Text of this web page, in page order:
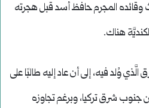
المجرم حافظ أسد قبل هجرته
هناك.
وُلد فيه، إلى أن عاد إليه طالبًا على
جنوب شرق تركيا، وبرغم تجاوزه